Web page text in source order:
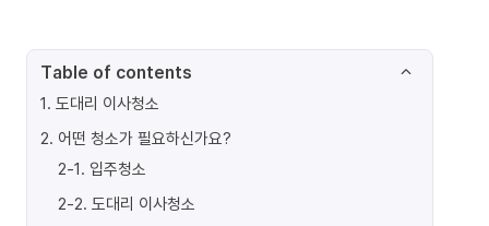
Table of contents
1. 도대리 이사청소
2. 어떤 청소가 필요하신가요?
2-1. 입주청소
2-2. 도대리 이사청소